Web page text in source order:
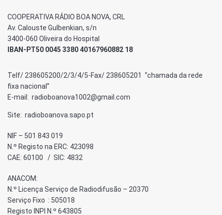
COOPERATIVA RÁDIO BOA NOVA, CRL
Av. Calouste Gulbenkian, s/n
3400-060 Oliveira do Hospital
IBAN-PT50 0045 3380 40167960882 18
Telf/ 238605200/2/3/4/5-Fax/ 238605201 “chamada da rede
fixa nacional”
E-mail: radioboanova1002@gmail.com
Site: radioboanova.sapo.pt
NIF – 501 843 019
N.º Registo na ERC: 423098
CAE: 60100 / SIC: 4832
ANACOM:
N.º Licença Serviço de Radiodifusão – 20370
Serviço Fixo : 505018
Registo INPI N.º 643805